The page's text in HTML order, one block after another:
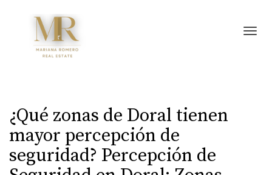
¿Qué zonas de Doral tienen
mayor percepción de
seguridad? Percepción de